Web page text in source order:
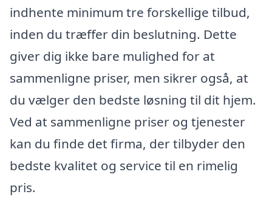
indhente minimum tre forskellige tilbud,
inden du træffer din beslutning. Dette
giver dig ikke bare mulighed for at
sammenligne priser, men sikrer også, at
du vælger den bedste løsning til dit hjem.
Ved at sammenligne priser og tjenester
kan du finde det firma, der tilbyder den
bedste kvalitet og service til en rimelig
pris.